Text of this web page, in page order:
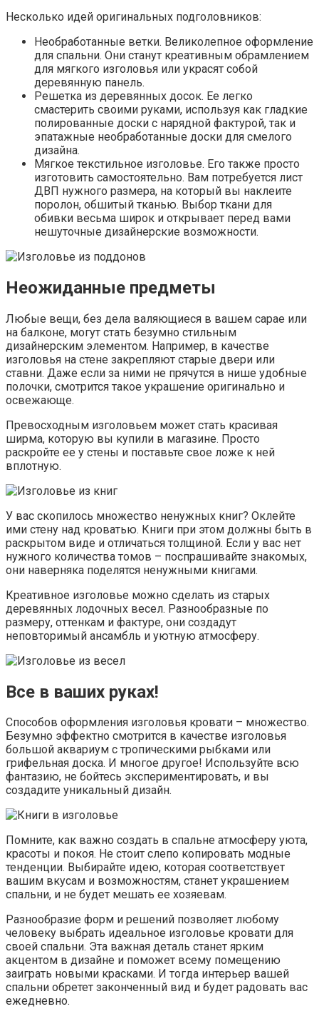
Несколько идей оригинальных подголовников:
Необработанные ветки. Великолепное оформление
для спальни. Они станут креативным обрамлением
для мягкого изголовья или украсят собой
деревянную панель.
Решетка из деревянных досок. Ее легко
смастерить своими руками, используя как гладкие
полированные доски с нарядной фактурой, так и
эпатажные необработанные доски для смелого
дизайна.
Мягкое текстильное изголовье. Его также просто
изготовить самостоятельно. Вам потребуется лист
ДВП нужного размера, на который вы наклеите
поролон, обшитый тканью. Выбор ткани для
обивки весьма широк и открывает перед вами
нешуточные дизайнерские возможности.
Неожиданные предметы
Любые вещи, без дела валяющиеся в вашем сарае или
на балконе, могут стать безумно стильным
дизайнерским элементом. Например, в качестве
изголовья на стене закрепляют старые двери или
ставни. Даже если за ними не прячутся в нише удобные
полочки, смотрится такое украшение оригинально и
освежающе.
Превосходным изголовьем может стать красивая
ширма, которую вы купили в магазине. Просто
раскройте ее у стены и поставьте свое ложе к ней
вплотную.
У вас скопилось множество ненужных книг? Оклейте
ими стену над кроватью. Книги при этом должны быть в
раскрытом виде и отличаться толщиной. Если у вас нет
нужного количества томов – поспрашивайте знакомых,
они наверняка поделятся ненужными книгами.
Креативное изголовье можно сделать из старых
деревянных лодочных весел. Разнообразные по
размеру, оттенкам и фактуре, они создадут
неповторимый ансамбль и уютную атмосферу.
Все в ваших руках!
Способов оформления изголовья кровати – множество.
Безумно эффектно смотрится в качестве изголовья
большой аквариум с тропическими рыбками или
грифельная доска. И многое другое! Используйте всю
фантазию, не бойтесь экспериментировать, и вы
создадите уникальный дизайн.
Помните, как важно создать в спальне атмосферу уюта,
красоты и покоя. Не стоит слепо копировать модные
тенденции. Выбирайте идею, которая соответствует
вашим вкусам и возможностям, станет украшением
спальни, и не будет мешать ее хозяевам.
Разнообразие форм и решений позволяет любому
человеку выбрать идеальное изголовье кровати для
своей спальни. Эта важная деталь станет ярким
акцентом в дизайне и поможет всему помещению
заиграть новыми красками. И тогда интерьер вашей
спальни обретет законченный вид и будет радовать вас
ежедневно.